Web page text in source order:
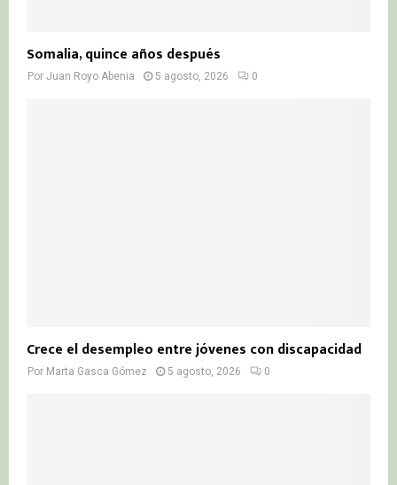
Somalia, quince años después
Por Juan Royo Abenia 5 agosto, 2026 0
Crece el desempleo entre jóvenes con discapacidad
Por Marta Gasca Gómez 5 agosto, 2026 0